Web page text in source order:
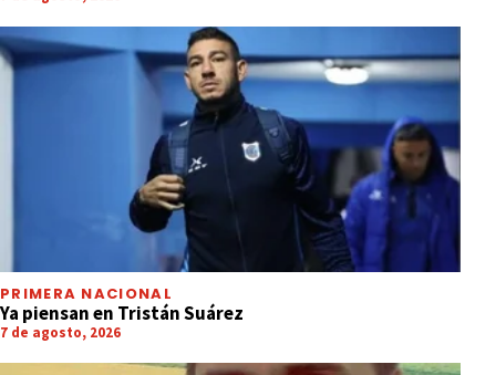
PRIMERA NACIONAL
Ya piensan en Tristán Suárez
7 de agosto, 2026